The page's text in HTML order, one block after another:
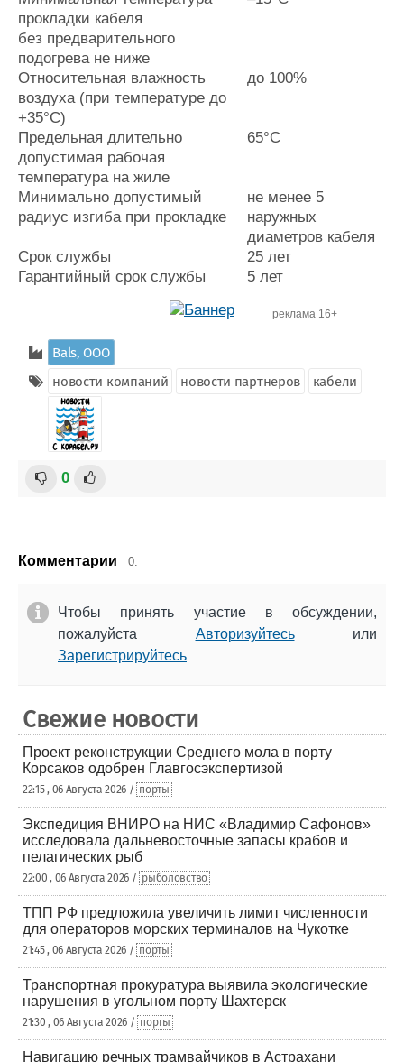
прокладки кабеля
без предварительного
подогрева не ниже
Относительная влажность
воздуха (при температуре до
+35°С)
до 100%
Предельная длительно
допустимая рабочая
температура на жиле
65°С
Минимально допустимый
радиус изгиба при прокладке
не менее 5
наружных
диаметров кабеля
Срок службы
25 лет
Гарантийный срок службы
5 лет
реклама 16+
Bals, ООО
новости компаний
новости партнеров кабели
0
Комментарии 0.
Чтобы принять участие в обсуждении,
пожалуйста Авторизуйтесьили
Зарегистрируйтесь
Свежие новости
Проект реконструкции Среднего мола в порту
Корсаков одобрен Главгосэкспертизой
22:15 , 06 Августа 2026 / порты
Экспедиция ВНИРО на НИС «Владимир Сафонов»
исследовала дальневосточные запасы крабов и
пелагических рыб
22:00 , 06 Августа 2026 / рыболовство
ТПП РФ предложила увеличить лимит численности
для операторов морских терминалов на Чукотке
21:45 , 06 Августа 2026 / порты
Транспортная прокуратура выявила экологические
нарушения в угольном порту Шахтерск
21:30 , 06 Августа 2026 / порты
Навигацию речных трамвайчиков в Астрахани